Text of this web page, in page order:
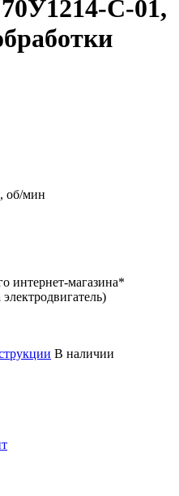
С-01,
об/мин
интернет-магазина*
В наличии